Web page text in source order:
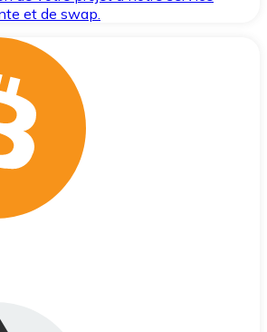
et de swap.